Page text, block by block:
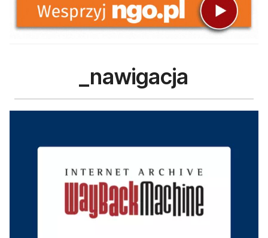
_nawigacja